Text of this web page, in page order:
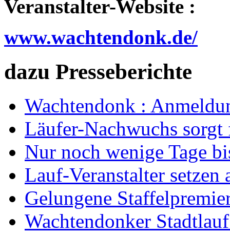
Veranstalter-Website :
www.wachtendonk.de/
dazu Presseberichte
Wachtendonk :
Läufer-Nachwuchs
Nur noch wenige Tage
Lauf-Veranstalter
Gelungene
Wachtendonker